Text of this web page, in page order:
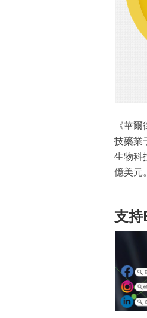
《華
技藥業
生物科
億美元。
支持